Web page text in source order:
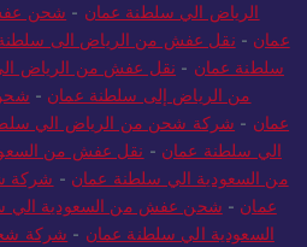
الرياض الي سلطنة عمان - شحن
عمان - نقل عفش من الرياض الى
سلطنة عمان - نقل عفش من الرياض
من الرياض إلى سلطنة عمان -
عمان - شركة شحن من الرياض الي
الي سلطنة عمان - نقل عفش من
من السعودية الي سلطنة عمان - شركة
عمان - شحن عفش من السعودية الي
السعودية الي سلطنة عمان - شركة